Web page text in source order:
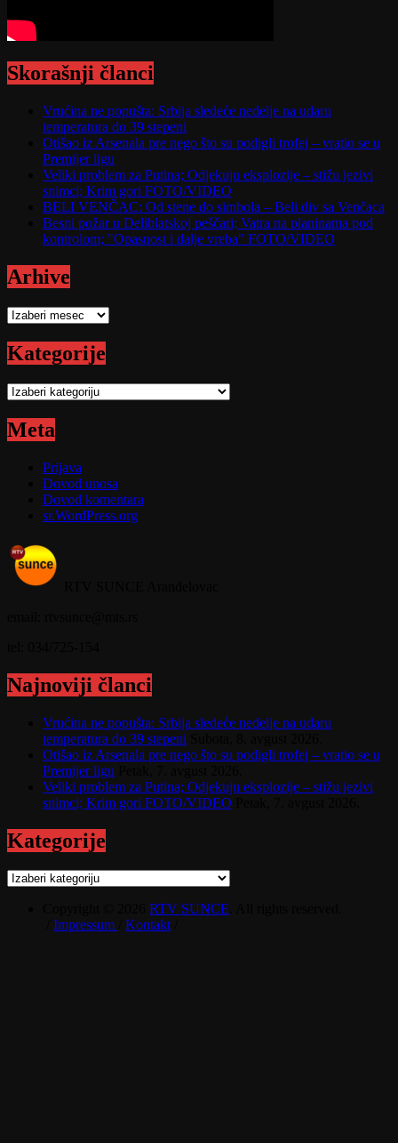
Skorašnji članci
Vrućina ne popušta: Srbija sledeće nedelje na udaru
temperatura do 39 stepeni
Otišao iz Arsenala pre nego što su podigli trofej – vratio se u
Premijer ligu
Veliki problem za Putina; Odjekuju eksplozije – stižu jezivi
snimci; Krim gori FOTO/VIDEO
BELI VENČAC: Od stene do simbola – Beli div sa Venčaca
Besni požar u Deliblatskoj peščari; Vatra na planinama pod
kontrolom; "Opasnost i dalje vreba" FOTO/VIDEO
Arhive
Arhive
Kategorije
Kategorije
Meta
Prijava
Dovod unosa
Dovod komentara
sr.WordPress.org
Najnoviji članci
Vrućina ne popušta: Srbija sledeće nedelje na udaru
temperatura do 39 stepeni
Otišao iz Arsenala pre nego što su podigli trofej – vratio se u
Premijer ligu
Veliki problem za Putina; Odjekuju eksplozije – stižu jezivi
snimci; Krim gori FOTO/VIDEO
Kategorije
Kategorije
RTV SUNCE
Impressum Kontakt/